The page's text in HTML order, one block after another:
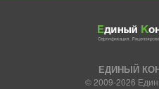
ЕДИНЫЙ
© 2009-2026